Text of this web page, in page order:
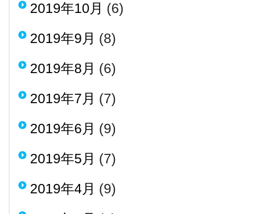
2019年10月 (6)
2019年9月 (8)
2019年8月 (6)
2019年7月 (7)
2019年6月 (9)
2019年5月 (7)
2019年4月 (9)